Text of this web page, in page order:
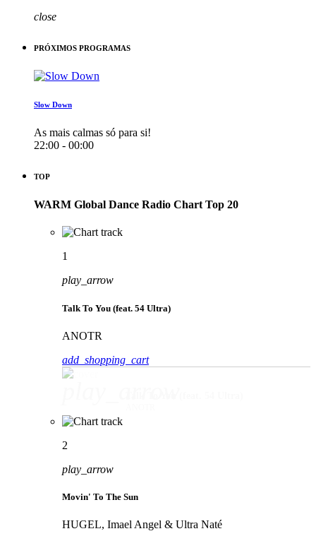
close
PRÓXIMOS PROGRAMAS
Slow Down
As mais calmas só para si!
22:00 - 00:00
TOP
WARM Global Dance Radio Chart Top 20
1
play_arrow
Talk To You (feat. 54 Ultra)
ANOTR
add_shopping_cart
2
play_arrow
Movin' To The Sun
HUGEL, Imael Angel & Ultra Naté